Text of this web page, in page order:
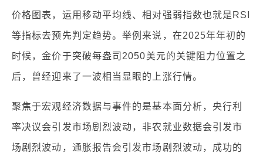
价格图表，运用移动平均线、相对强弱指数也就是RSI
等指标去预先判定趋势。举例来说，在2025年年初的
时候，金价于突破每盎司2050美元的关键阻力位置之
后，曾经迎来了一波相当显眼的上涨行情。
聚焦于宏观经济数据与事件的是基本面分析，央行利
率决议会引发市场剧烈波动，非农就业数据会引发市
场剧烈波动，通胀报告会引发市场剧烈波动，成功的